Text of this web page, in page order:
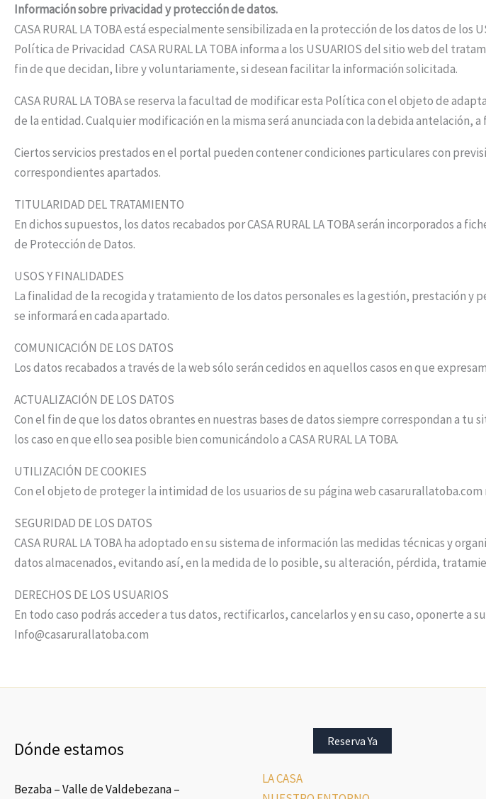
Información sobre privacidad y protección de datos.
CASA RURAL LA TOBA está especialmente sensibilizada en la protección de los datos de
Política de Privacidad CASA RURAL LA TOBA informa a los USUARIOS del sitio web del
fin de que decidan, libre y voluntariamente, si desean facilitar la información solicitada.
CASA RURAL LA TOBA se reserva la facultad de modificar esta Política con el objeto de
de la entidad. Cualquier modificación en la misma será anunciada con la debida antelación,
Ciertos servicios prestados en el portal pueden contener condiciones particulares con
correspondientes apartados.
TITULARIDAD DEL TRATAMIENTO
En dichos supuestos, los datos recabados por CASA RURAL LA TOBA serán incorporados a
de Protección de Datos.
USOS Y FINALIDADES
La finalidad de la recogida y tratamiento de los datos personales es la gestión, prestación y
se informará en cada apartado.
COMUNICACIÓN DE LOS DATOS
Los datos recabados a través de la web sólo serán cedidos en aquellos casos en que
ACTUALIZACIÓN DE LOS DATOS
Con el fin de que los datos obrantes en nuestras bases de datos siempre correspondan a
los caso en que ello sea posible bien comunicándolo a CASA RURAL LA TOBA.
UTILIZACIÓN DE COOKIES
Con el objeto de proteger la intimidad de los usuarios de su página web
SEGURIDAD DE LOS DATOS
CASA RURAL LA TOBA ha adoptado en su sistema de información las medidas técnicas y
datos almacenados, evitando así, en la medida de lo posible, su alteración, pérdida,
DERECHOS DE LOS USUARIOS
En todo caso podrás acceder a tus datos, rectificarlos, cancelarlos y en su caso, oponerte
Info@casarurallatoba.com
Dónde estamos
Bezaba – Valle de Valdebezana –
Reserva Ya
LA CASA